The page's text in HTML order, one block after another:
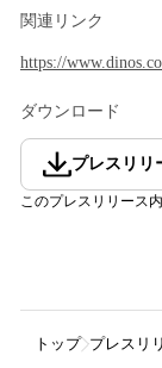
関連リンク
https://
ダウンロード
プレスリリ
このプレスリリース
トップ プレスリ